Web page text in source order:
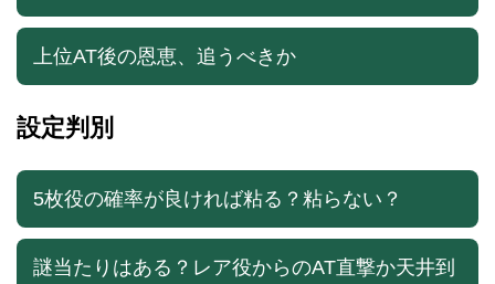
上位AT後の恩恵、追うべきか
設定判別
5枚役の確率が良ければ粘る？粘らない？
謎当たりはある？レア役からのAT直撃か天井到